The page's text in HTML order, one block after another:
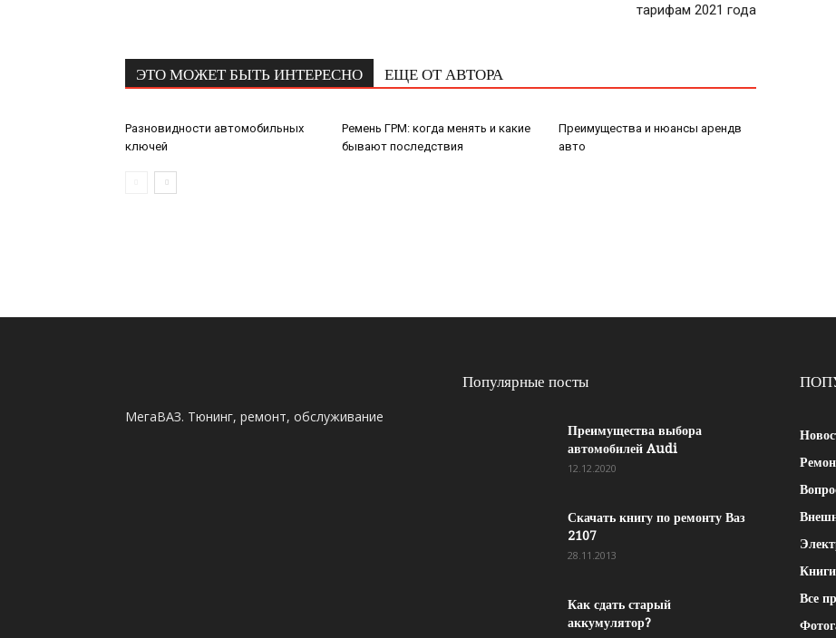
тарифам 2021 года
ЭТО МОЖЕТ БЫТЬ ИНТЕРЕСНО ЕЩЕ ОТ АВТОРА
Разновидности автомобильных
ключей
Ремень ГРМ: когда менять и какие
бывают последствия
Преимущества и нюансы арендв
авто
МегаВАЗ. Тюнинг, ремонт, обслуживание
Популярные посты
Преимущества выбора
автомобилей Audi
12.12.2020
Скачать книгу по ремонту Ваз
2107
28.11.2013
Как сдать старый
аккумулятор?
Все